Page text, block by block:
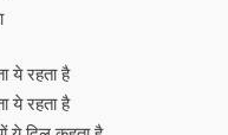
ये रहता है
ये रहता है